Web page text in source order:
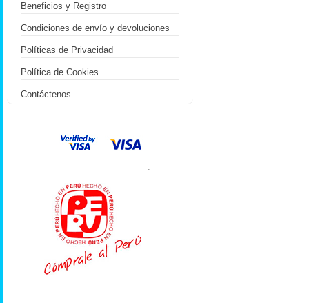
Beneficios y Registro
Condiciones de envío y devoluciones
Políticas de Privacidad
Política de Cookies
Contáctenos
.